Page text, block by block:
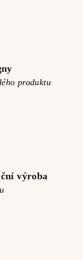
produktu
výroba